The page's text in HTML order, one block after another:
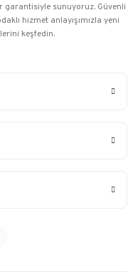
sunuyoruz. Güvenli
hizmet anlayışımızla yeni
keşfedin.